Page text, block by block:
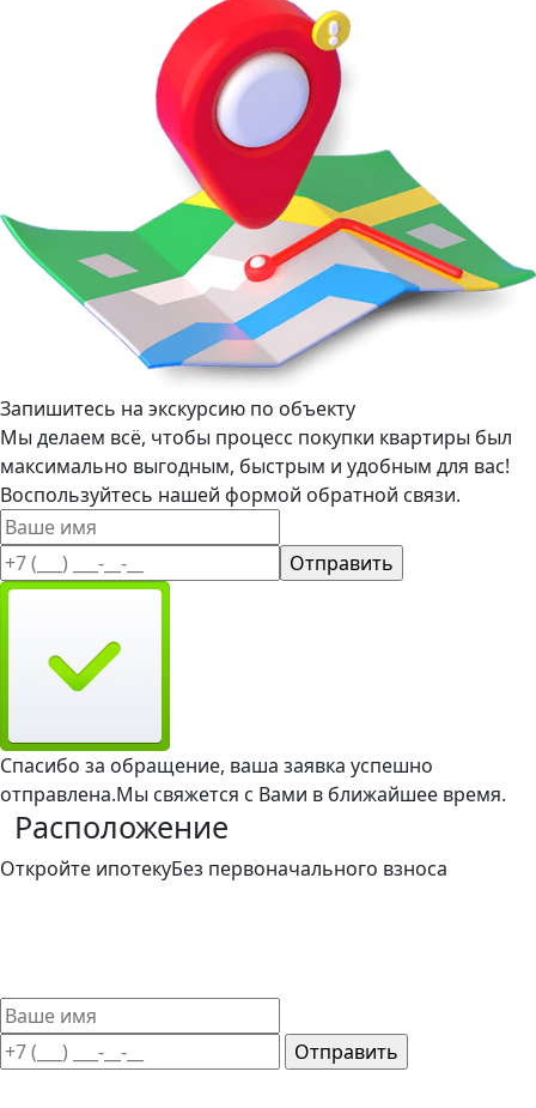
Запишитесь на экскурсию по объекту
Мы делаем всё, чтобы процесс покупки квартиры был
максимально выгодным, быстрым и удобным для вас!
Воспользуйтесь нашей формой обратной связи.
Спасибо за обращение, ваша заявка успешно
отправлена.Мы свяжется с Вами в ближайшее время.
Расположение
Откройте ипотекуБез первоначального взноса